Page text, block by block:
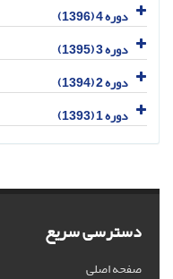
دوره 4 (1396)
دوره 3 (1395)
دوره 2 (1394)
دوره 1 (1393)
دسترسی سریع
صفحه اصلی